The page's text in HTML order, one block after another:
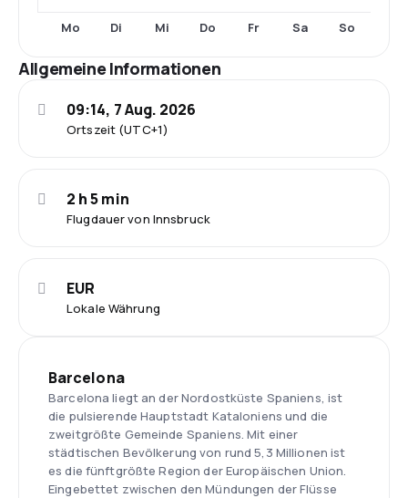
Mo Di Mi Do Fr Sa So
Allgemeine Informationen
Ortszeit (UTC+1)
09:14, 7 Aug. 2026
Flugdauer von Innsbruck
2 h 5 min
Lokale Währung
EUR
Barcelona
Barcelona liegt an der Nordostküste Spaniens, ist
die pulsierende Hauptstadt Kataloniens und die
zweitgrößte Gemeinde Spaniens. Mit einer
städtischen Bevölkerung von rund 5,3 Millionen ist
es die fünftgrößte Region der Europäischen Union.
Eingebettet zwischen den Mündungen der Flüsse